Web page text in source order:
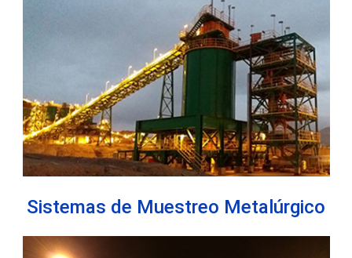
Sistemas de Muestreo Metalúrgico